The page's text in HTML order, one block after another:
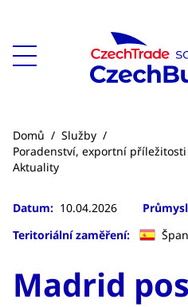
Domů / Služby /
Poradenství, exportní
Aktuality
Datum: 10.04.2026
Teritoriální zaměření:
Madrid